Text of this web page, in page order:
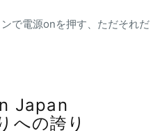
で電源onを押す、ただそれだ
Japan
への誇り